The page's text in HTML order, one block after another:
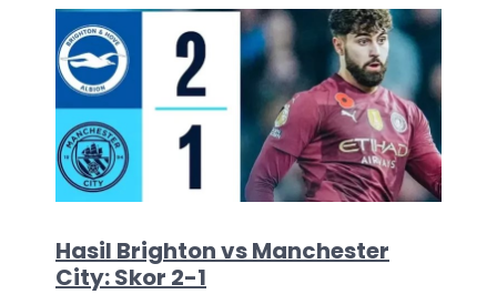
Hasil Brighton vs Manchester
City: Skor 2-1